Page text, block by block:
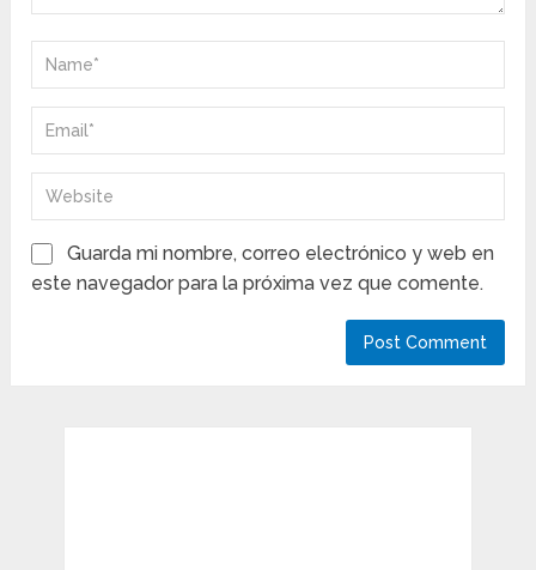
Guarda mi nombre, correo electrónico y web en
este navegador para la próxima vez que comente.